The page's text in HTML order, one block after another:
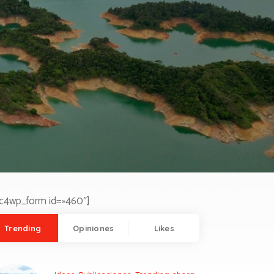
id=»460″]
Trending Opiniones Likes